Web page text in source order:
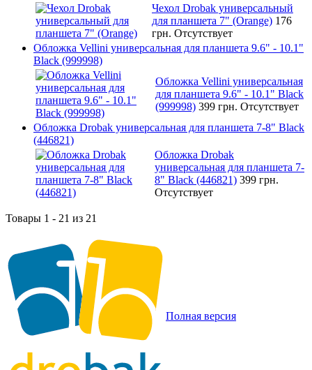
Чехол Drobak универсальный
для планшета 7" (Orange) 176
грн. Отсутствует
Обложка Vellini универсальная для планшета 9.6" - 10.1"
Black (999998)
Обложка Vellini универсальная
для планшета 9.6" - 10.1" Black
(999998) 399 грн. Отсутствует
Обложка Drobak универсальная для планшета 7-8" Black
(446821)
Обложка Drobak
универсальная для планшета 7-
8" Black (446821) 399 грн.
Отсутствует
Товары 1 - 21 из 21
Полная версия